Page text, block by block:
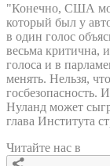
"Конечно, США
который был у
в один голос
весьма критична,
голоса и в
менять. Нельзя,
госбезопасность.
Нуланд может
глава Института
Читайте нас в